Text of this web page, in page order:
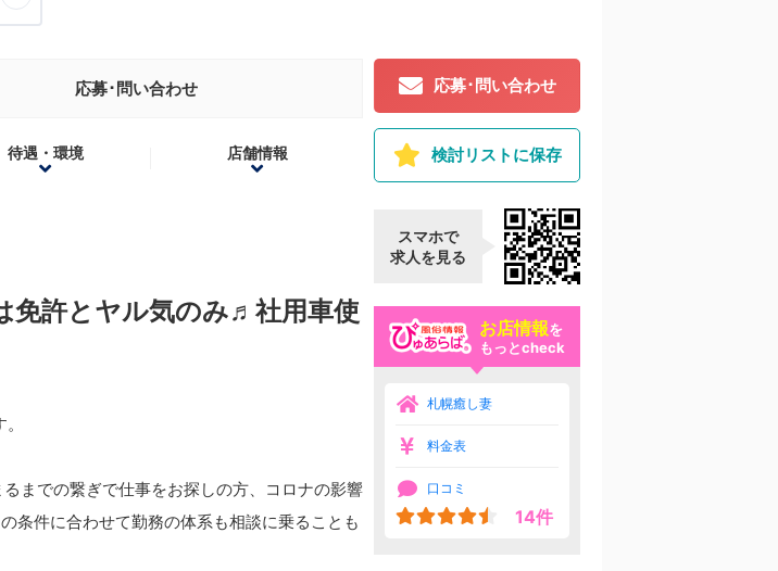
応募･問い合わせ
待遇・環境 店舗情報
免許とヤル気のみ♬社用車使
までの繋ぎで仕事をお探しの方、コロナの影響
条件に合わせて勤務の体系も相談に乗ることも
応募･問い合わせ
検討リストに保存
スマホで
求人を見る
お店情報を
もっとcheck
札幌癒し妻
料金表
口コミ
14件